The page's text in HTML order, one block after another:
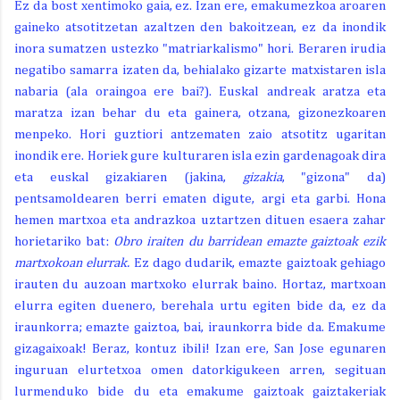
Ez da bost xentimoko gaia, ez. Izan ere, emakumezkoa aroaren
gaineko atsotitzetan azaltzen den bakoitzean, ez da inondik
inora sumatzen ustezko "matriarkalismo" hori. Beraren irudia
negatibo samarra izaten da, behialako gizarte matxistaren isla
nabaria (ala oraingoa ere bai?). Euskal andreak aratza eta
maratza izan behar du eta gainera, otzana, gizonezkoaren
menpeko. Hori guztiori antzematen zaio atsotitz ugaritan
inondik ere. Horiek gure kulturaren isla ezin gardenagoak dira
eta euskal gizakiaren (jakina, gizakia, "gizona" da)
pentsamoldearen berri ematen digute, argi eta garbi. Hona
hemen martxoa eta andrazkoa uztartzen dituen esaera zahar
horietariko bat: Obro iraiten du barridean emazte gaiztoak ezik
martxokoan elurrak. Ez dago dudarik, emazte gaiztoak gehiago
irauten du auzoan martxoko elurrak baino. Hortaz, martxoan
elurra egiten duenero, berehala urtu egiten bide da, ez da
iraunkorra; emazte gaiztoa, bai, iraunkorra bide da. Emakume
gizagaixoak! Beraz, kontuz ibili! Izan ere, San Jose egunaren
inguruan elurtetxoa omen datorkigukeen arren, segituan
lurmenduko bide du eta emakume gaiztoak gaiztakeriak